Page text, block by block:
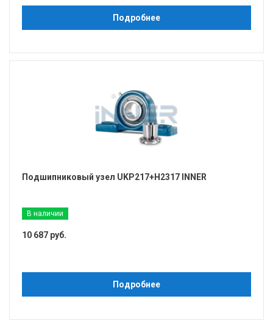
Подробнее
Подшипниковый узел UKP217+H2317 INNER
В наличии
10 687 руб.
Подробнее